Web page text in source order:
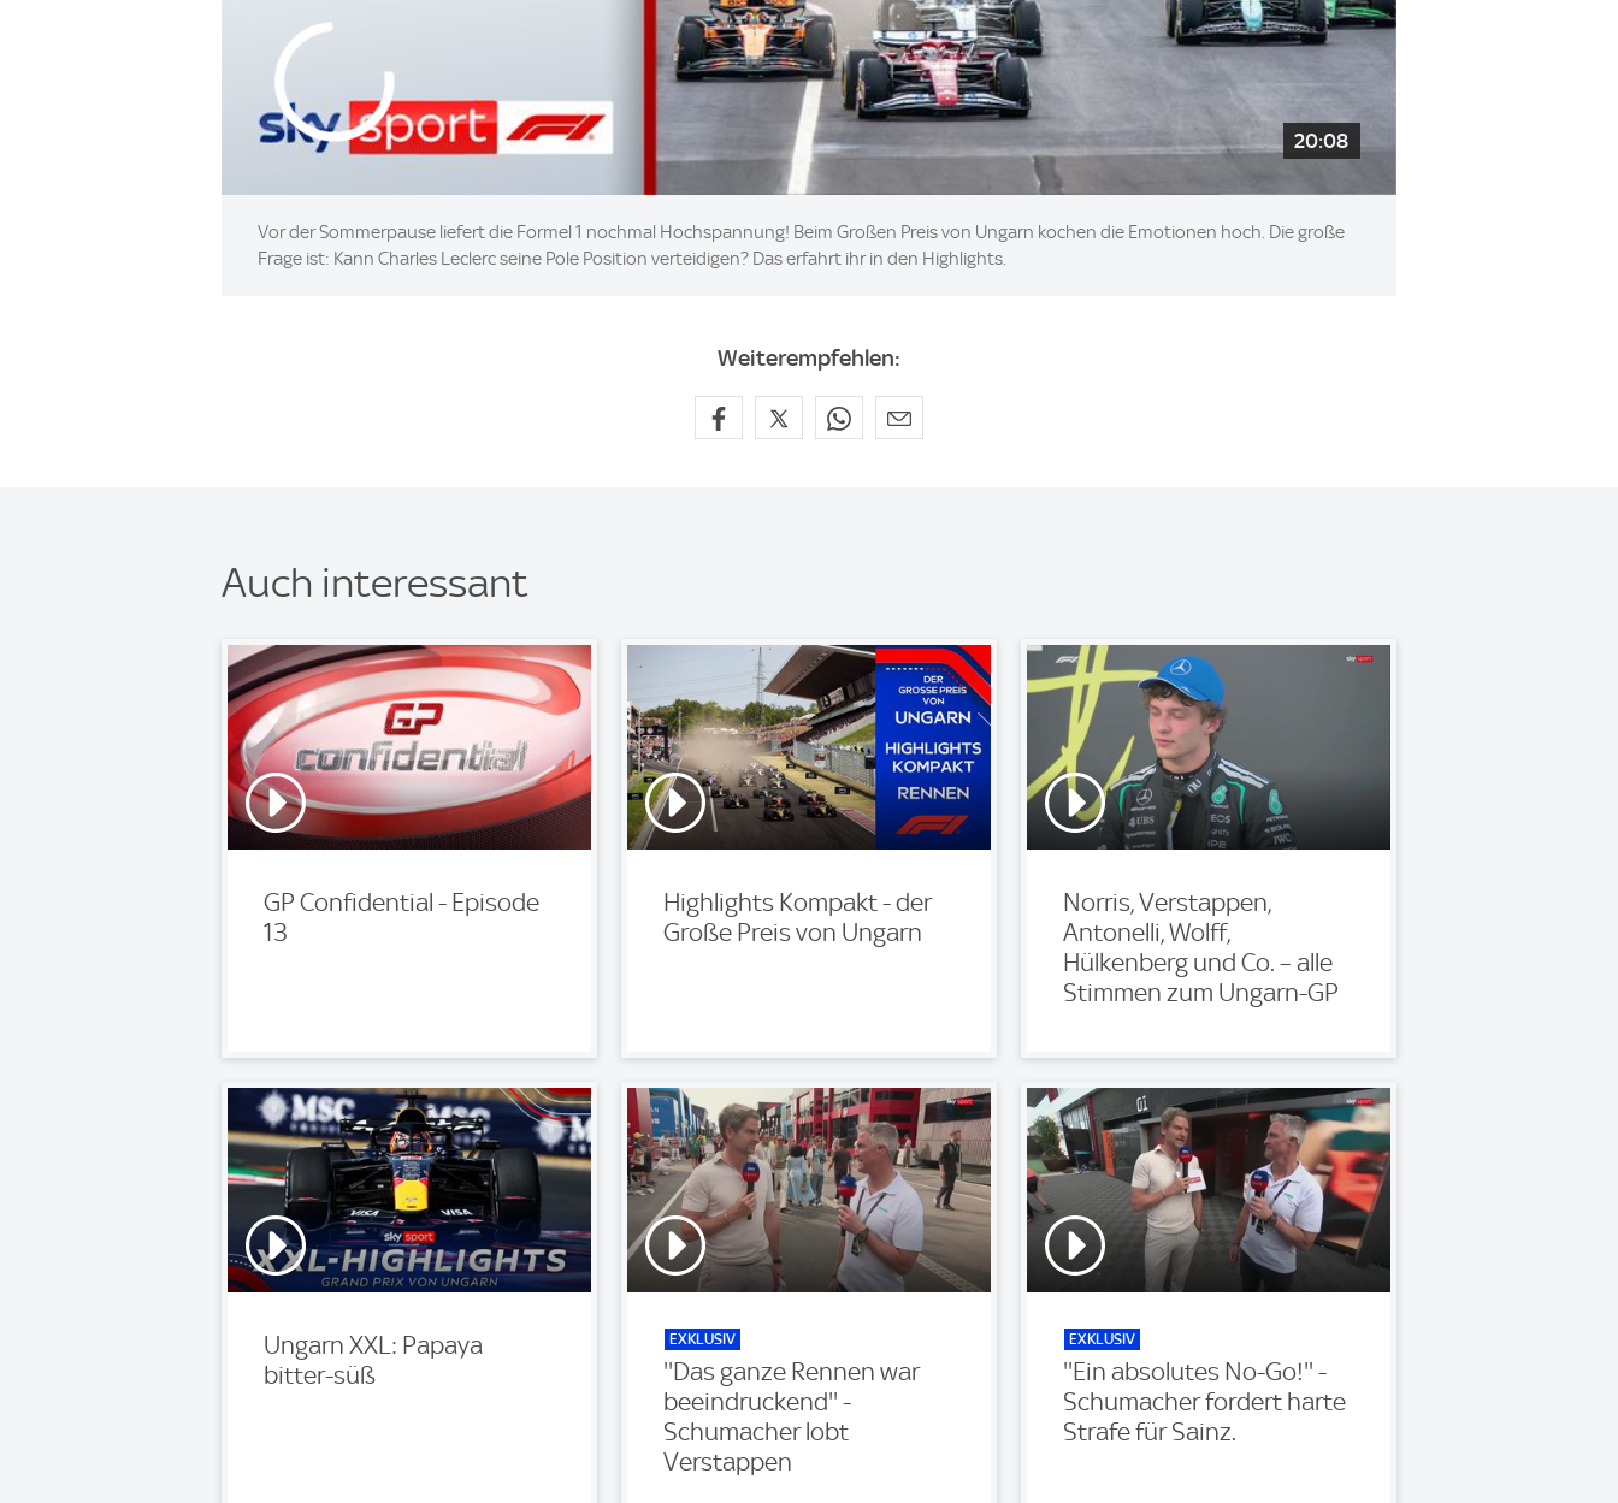
20:08
Vor der Sommerpause liefert die Formel 1 nochmal Hochspannung! Beim Großen Preis von Ungarn kochen die Emotionen hoch. Die große
Frage ist: Kann Charles Leclerc seine Pole Position verteidigen? Das erfahrt ihr in den Highlights.
Weiterempfehlen:
Auch interessant
GP Confidential - Episode
13
Highlights Kompakt - der
Große Preis von Ungarn
Norris, Verstappen,
Antonelli, Wolff,
Hülkenberg und Co. – alle
Stimmen zum Ungarn-GP
Ungarn XXL: Papaya
bitter-süß
EXKLUSIV
''Das ganze Rennen war
beeindruckend'' -
Schumacher lobt
Verstappen
EXKLUSIV
''Ein absolutes No-Go!'' -
Schumacher fordert harte
Strafe für Sainz.